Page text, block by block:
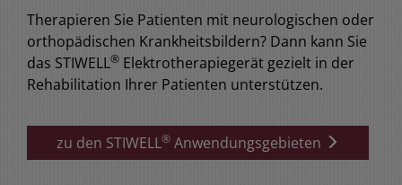
Therapieren Sie Patienten mit neurologischen oder
orthopädischen Krankheitsbildern? Dann kann Sie
das STIWELL® Elektrotherapiegerät gezielt in der
Rehabilitation Ihrer Patienten unterstützen.
zu den STIWELL® Anwendungsgebieten